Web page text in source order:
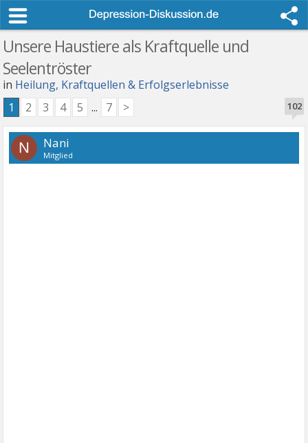
Unsere Haustiere als Kraftquelle und
Seelentröster
in Heilung, Kraftquellen & Erfolgserlebnisse
102
1 2 3 4 5 ... 7 >
N Nani
Mitglied